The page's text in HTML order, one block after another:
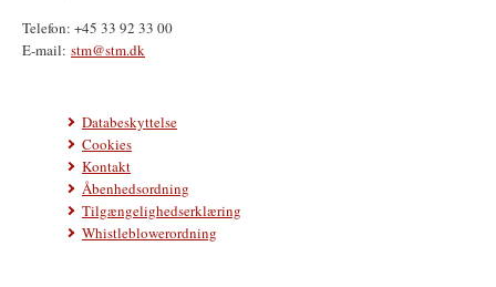
Telefon: +45 33 92 33 00
E-mail: stm@stm.dk
Databeskyttelse
Cookies
Kontakt
Åbenhedsordning
Tilgængelighedserklæring
Whistleblowerordning